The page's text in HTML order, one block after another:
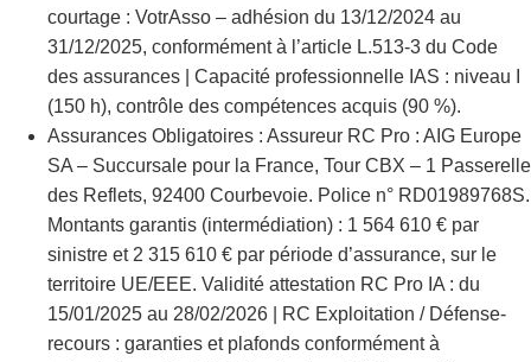
courtage : VotrAsso – adhésion du 13/12/2024 au
31/12/2025, conformément à l’article L.513-3 du Code
des assurances | Capacité professionnelle IAS : niveau I
(150 h), contrôle des compétences acquis (90 %).
Assurances Obligatoires : Assureur RC Pro : AIG Europe
SA – Succursale pour la France, Tour CBX – 1 Passerelle
des Reflets, 92400 Courbevoie. Police n° RD01989768S.
Montants garantis (intermédiation) : 1 564 610 € par
sinistre et 2 315 610 € par période d’assurance, sur le
territoire UE/EEE. Validité attestation RC Pro IA : du
15/01/2025 au 28/02/2026 | RC Exploitation / Défense-
recours : garanties et plafonds conformément à